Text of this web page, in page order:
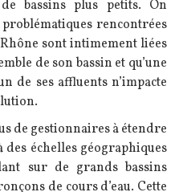
bassins plus petits. On
rencontrées
sont intimement liées
de son bassin et qu’une
de ses affluents n’impacte
de gestionnaires à étendre
des échelles géographiques
sur de grands bassins
de cours d’eau. Cette